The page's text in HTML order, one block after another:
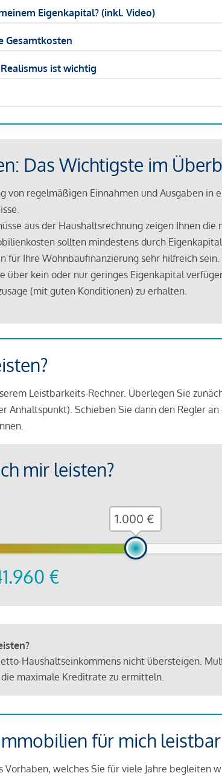
Eigenkapital? (inkl. Video)
Gesamtkosten
ist wichtig
Das Wichtigste im
von regelmäßigen Einnahmen und Ausgaben in
aus der Haushaltsrechnung zeigen Ihnen
sollten mindestens durch
für Ihre Wohnbaufinanzierung sehr hilfreich sein.
über kein oder nur geringes Eigenkapital
(mit guten Konditionen) zu erhalten.
Leistbarkeits-Rechner. Überlegen Sie
Anhaltspunkt). Schieben Sie dann den Regler
mir leisten?
€
€
Haushaltseinkommens nicht übersteigen.
maximale Kreditrate zu ermitteln.
für mich
Vorhaben, welches Sie für viele Jahre begleiten